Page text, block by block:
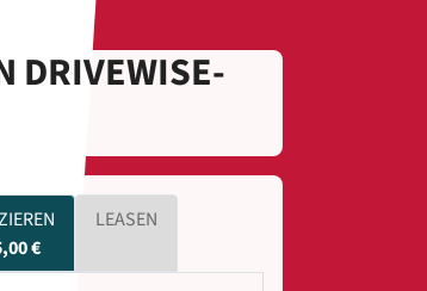
DRIVEWISE-
€
LEASEN